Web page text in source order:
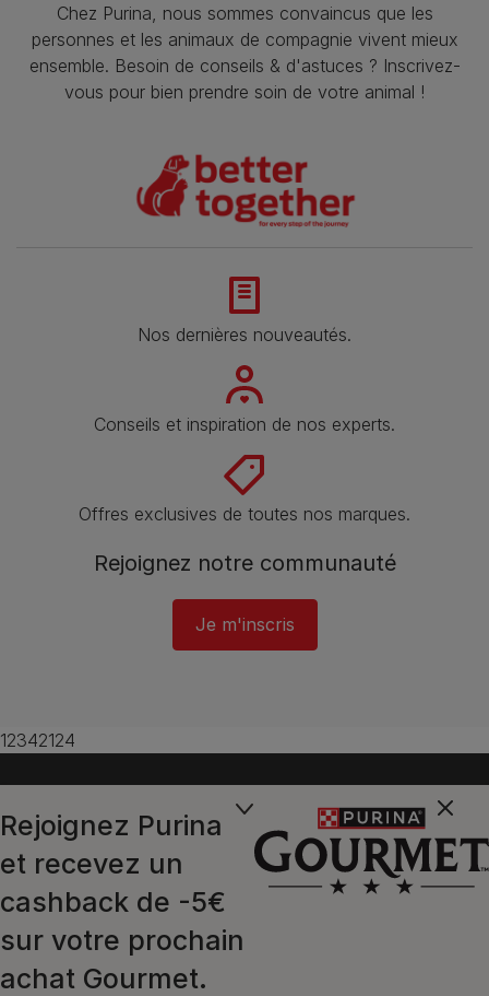
Chez Purina, nous sommes convaincus que les
personnes et les animaux de compagnie vivent mieux
ensemble. Besoin de conseils & d'astuces ? Inscrivez-
vous pour bien prendre soin de votre animal !
Nos dernières nouveautés.
Conseils et inspiration de nos experts.
Offres exclusives de toutes nos marques.
Rejoignez notre communauté
Je m'inscris
12342124
Rejoignez Purina
et recevez un
cashback de -5€
sur votre prochain
achat Gourmet.